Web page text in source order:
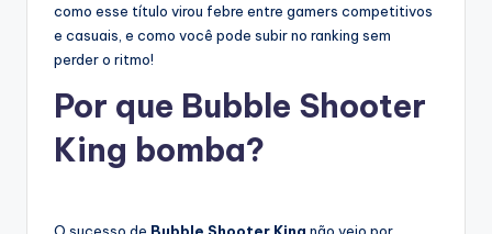
como esse título virou febre entre gamers competitivos
e casuais, e como você pode subir no ranking sem
perder o ritmo!
Por que Bubble Shooter
King bomba?